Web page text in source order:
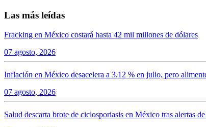
Las más leídas
Fracking en México costará hasta 42 mil millones de dólares
07 agosto, 2026
Inflación en México desacelera a 3.12 % en julio, pero
07 agosto, 2026
Salud descarta brote de ciclosporiasis en México tras alertas